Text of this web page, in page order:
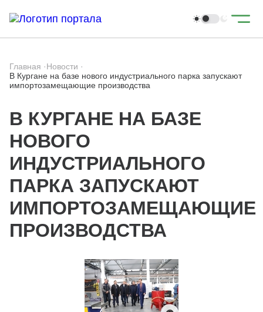
Главная ·Новости ·
В Кургане на базе нового индустриального парка запускают
импортозамещающие производства
В КУРГАНЕ НА БАЗЕ
НОВОГО
ИНДУСТРИАЛЬНОГО
ПАРКА ЗАПУСКАЮТ
ИМПОРТОЗАМЕЩАЮЩИЕ
ПРОИЗВОДСТВА